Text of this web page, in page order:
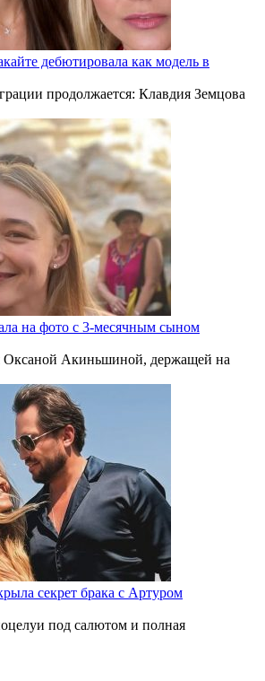
дебютировала как модель в
продолжается: Клавдия Земцова
на фото с 3-месячным сыном
Оксаной Акиньшиной, держащей на
секрет брака с Артуром
под салютом и полная